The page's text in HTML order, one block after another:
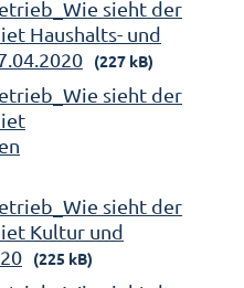
sieht der
Haushalts- und
(227 kB)
sieht der
sieht der
Kultur und
(225 kB)